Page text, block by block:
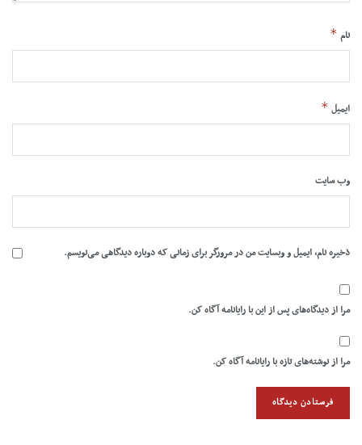
نام *
ایمیل *
وب‌ سایت
ذخیره نام، ایمیل و وبسایت من در مرورگر برای زمانی که دوباره دیدگاهی می‌نویسم.
مرا از دیدگاه‌های پس از این با رایانامه آگاه کن.
مرا از نوشته‌های تازه با رایانامه آگاه کن.